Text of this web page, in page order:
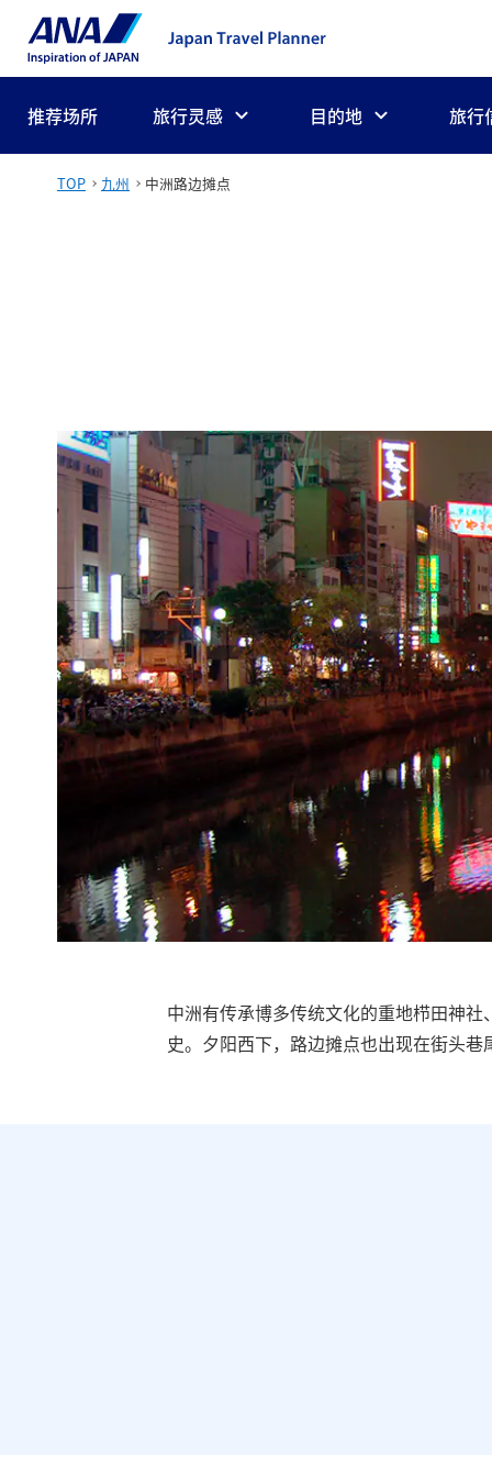
推荐场所 旅行灵感 目的地 旅行
TOP 九州 中洲路边摊点
中洲有传承博多传统文化的重地栉田神
史。夕阳西下，路边摊点也出现在街头巷